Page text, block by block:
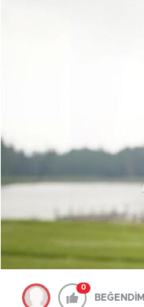
0
BEĞENDİM